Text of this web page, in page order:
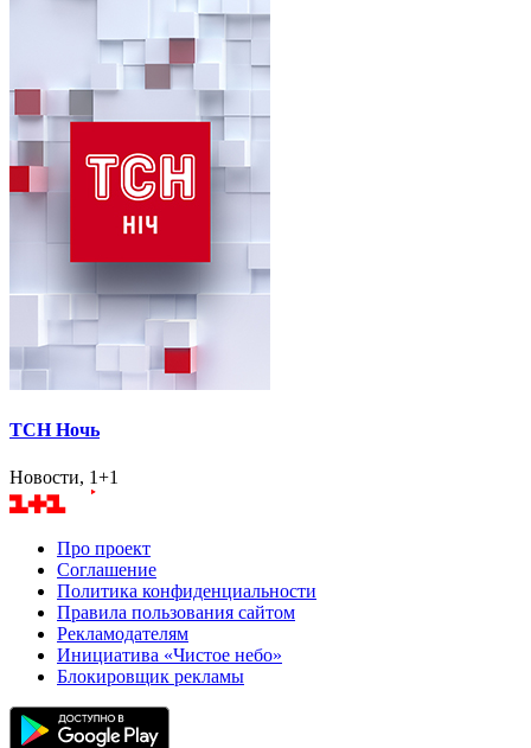
ТСН Ночь
Новости, 1+1
Про проект
Соглашение
Политика конфиденциальности
Правила пользования сайтом
Рекламодателям
Инициатива «Чистое небо»
Блокировщик рекламы